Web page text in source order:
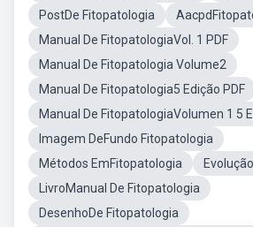
PostDe Fitopatologia
Manual De FitopatologiaVol. 1 PDF
Manual De Fitopatologia Volume2
Manual De Fitopatologia5 Edição PDF
Manual De FitopatologiaVolumen 1 5
Imagem DeFundo Fitopatologia
Métodos EmFitopatologia
LivroManual De Fitopatologia
DesenhoDe Fitopatologia